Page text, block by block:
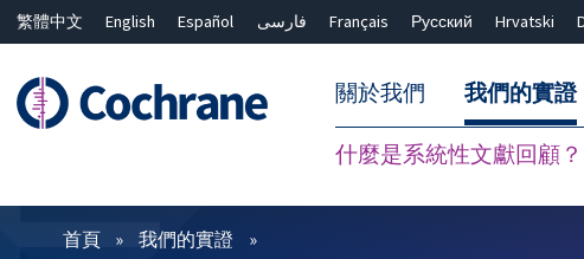
繁體中文 English Español فارسی Français Русский Hrvatski
關於我們 我們的實證
什麼是系統性文獻回顧？
篩選條件
首頁 我們的實證